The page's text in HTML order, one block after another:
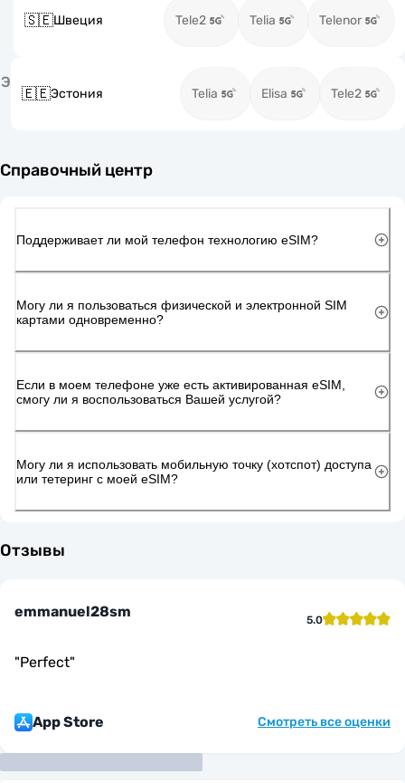
🇸🇪Швеция Tele2 Telia Telenor
Э
🇪🇪Эстония Telia Elisa Tele2
Справочный центр
Поддерживает ли мой телефон технологию eSIM?
Могу ли я пользоваться физической и электронной SIM
картами одновременно?
Если в моем телефоне уже есть активированная eSIM,
смогу ли я воспользоваться Вашей услугой?
Могу ли я использовать мобильную точку (хотспот) доступа
или тетеринг с моей eSIM?
Отзывы
emmanuel28sm 5.0
"Perfect"
App Store Смотреть все оценки